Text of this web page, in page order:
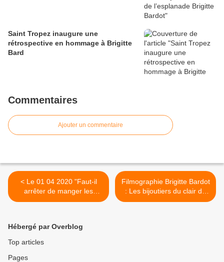
Saint Tropez inaugure une
rétrospective en hommage à Brigitte
Bard
Commentaires
Ajouter un commentaire
< Le 01 04 2020 "Faut-il
arrêter de manger les
animaux ?" à 20h30 sur
Filmographie Brigitte Bardot
: Les bijoutiers du clair de
lune >
Hébergé par Overblog
Top articles
Pages